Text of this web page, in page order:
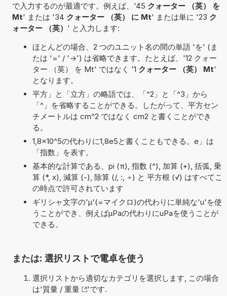
で入力するのが最適です。例えば、'45 クォーター （英） を
Mt' または '34 クォーター （英） に Mt' または単に '23 ク
ォーター （英） ' と入力します:
ほとんどの場合、2 つのユニット名の間の単語 'を' (ま
たは '=' / '->') は省略できます。たとえば、'12 クォー
ター （英） を Mt' ではなく '1 クォーター （英） Mt'
となります。
平方」と「立方」の略語では、「^2」と「^3」から
「^」を省略することができる。したがって、平方セン
チメートルは cm^2 ではなく cm2 と書くことができ
る。
1,8×10^5の代わりに1,8e5と書くこともできる。e」は
「指数」を表す。
基本的な計算である、pi (π), 指数 (^), 加算 (+), 括弧, 乗
算 (*, x), 減算 (-), 除算 (/, :, ÷) と 平方根 (√) はすべてこ
の時点で許可されています
ギリシャ文字の'μ'(=マイクロ)の代わりに単純な'u'を使
うことができ、例えばµPaの代わりにuPaを使うことが
できる。
または: 選択リストで電卓を使う
選択リストから適切なカテゴリを選択します, この場合
は'質量 / 重量
'です.